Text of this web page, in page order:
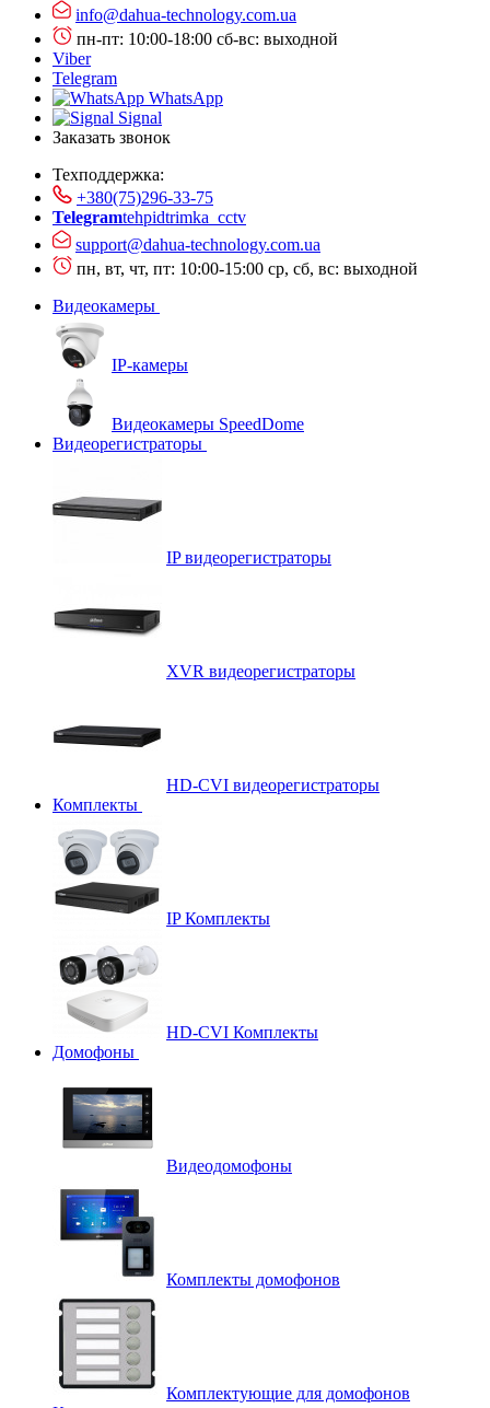
info@dahua-technology.com.ua
пн-пт: 10:00-18:00 сб-вс: выходной
Viber
Telegram
WhatsApp
Signal
Заказать звонок
Техподдержка:
+380(75)296-33-75
Telegramtehpidtrimka_cctv
support@dahua-technology.com.ua
пн, вт, чт, пт: 10:00-15:00 ср, сб, вс: выходной
Видеокамеры
IP-камеры
Видеокамеры SpeedDome
Видеорегистраторы
IP видеорегистраторы
XVR видеорегистраторы
HD-CVI видеорегистраторы
Комплекты
IP Комплекты
HD-CVI Комплекты
Домофоны
Видеодомофоны
Комплекты домофонов
Комплектующие для домофонов